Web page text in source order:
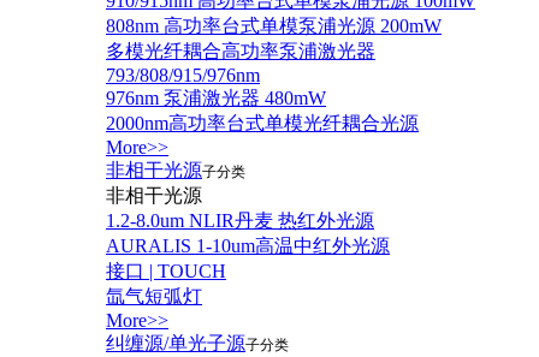
808nm 高功率台式单模泵浦光源 200mW
多模光纤耦合高功率泵浦激光器
793/808/915/976nm
976nm 泵浦激光器 480mW
2000nm高功率台式单模光纤耦合光源
More>>
非相干光源子分类
非相干光源
1.2-8.0um NLIR丹麦 热红外光源
AURALIS 1-10um高温中红外光源
接口 | TOUCH
氙气短弧灯
More>>
纠缠源/单光子源子分类